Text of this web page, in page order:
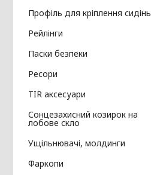
Профіль для кріплення сидінь
Рейлінги
Паски безпеки
Ресори
TIR аксесуари
Сонцезахисний козирок на
лобове скло
Ущільнювачі, молдинги
Фаркопи